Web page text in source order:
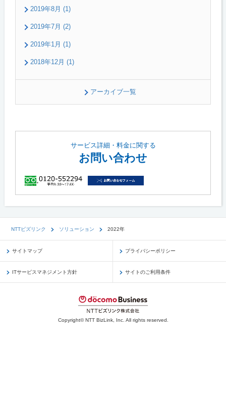
2019年8月 (1)
2019年7月 (2)
2019年1月 (1)
2018年12月 (1)
アーカイブ一覧
サービス詳細・料金に関する
お問い合わせ
NTTビズリンク ソリューション 2022年
サイトマップ プライバシーポリシー
ITサービスマネジメント方針 サイトのご利用条件
Copyright© NTT BizLink, Inc. All rights reserved.